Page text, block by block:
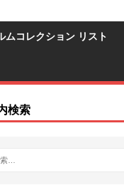
コレクション リスト
検索